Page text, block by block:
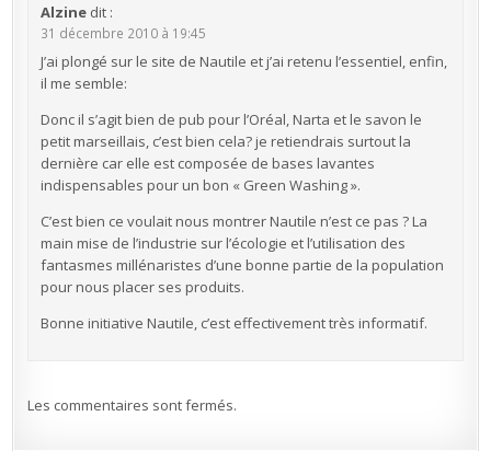
Alzine dit :
31 décembre 2010 à 19:45
J’ai plongé sur le site de Nautile et j’ai retenu l’essentiel, enfin,
il me semble:
Donc il s’agit bien de pub pour l’Oréal, Narta et le savon le
petit marseillais, c’est bien cela? je retiendrais surtout la
dernière car elle est composée de bases lavantes
indispensables pour un bon « Green Washing ».
C’est bien ce voulait nous montrer Nautile n’est ce pas ? La
main mise de l’industrie sur l’écologie et l’utilisation des
fantasmes millénaristes d’une bonne partie de la population
pour nous placer ses produits.
Bonne initiative Nautile, c’est effectivement très informatif.
Les commentaires sont fermés.